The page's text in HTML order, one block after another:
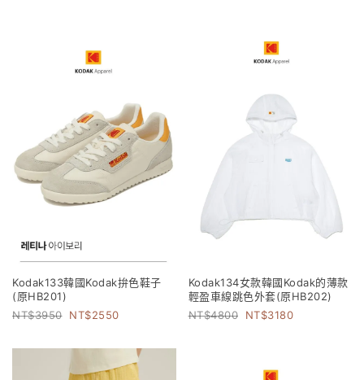
Kodak133韓國Kodak拚色鞋子
(原HB201)
3950
2550
Kodak134女款韓國Kodak的薄款
輕盈車線跳色外套(原HB202)
4800
3180